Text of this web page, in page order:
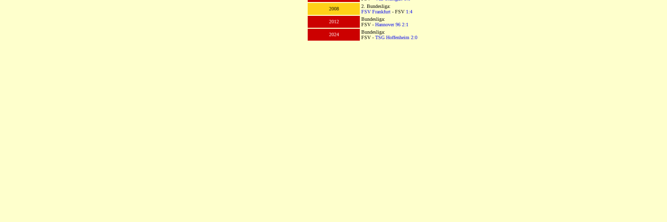
2008
2. Bundesliga:
FSV Frankfurt - FSV 1:4
2012
Bundesliga:
FSV - Hannover 96 2:1
2024
Bundesliga:
FSV - TSG Hoffenheim 2:0